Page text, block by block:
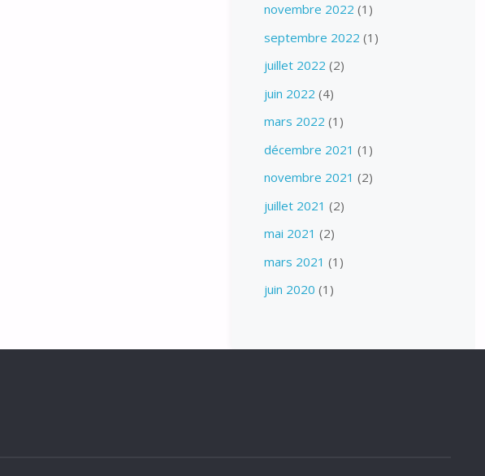
novembre 2022 (1)
septembre 2022 (1)
juillet 2022 (2)
juin 2022 (4)
mars 2022 (1)
décembre 2021 (1)
novembre 2021 (2)
juillet 2021 (2)
mai 2021 (2)
mars 2021 (1)
juin 2020 (1)